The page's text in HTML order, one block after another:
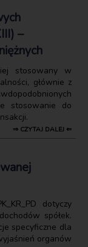
–
stosowany w
głównie z
stosowanie do
⇒ CZYTAJ DALEJ ⇐
dotyczy
spółek.
specyficzne dla
organów